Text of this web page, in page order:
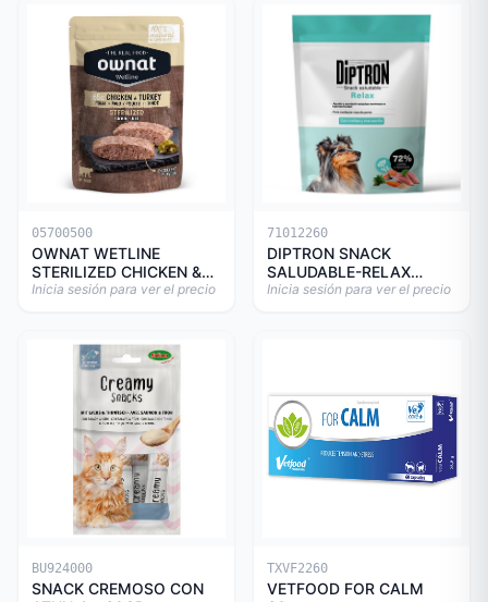
05700500
OWNAT WETLINE
STERILIZED CHICKEN &
TURKEY CAT 85gr
Inicia sesión para ver el precio
71012260
DIPTRON SNACK
SALUDABLE-RELAX
150GR
Inicia sesión para ver el precio
BU924000
SNACK CREMOSO CON
TXVF2260
VETFOOD FOR CALM